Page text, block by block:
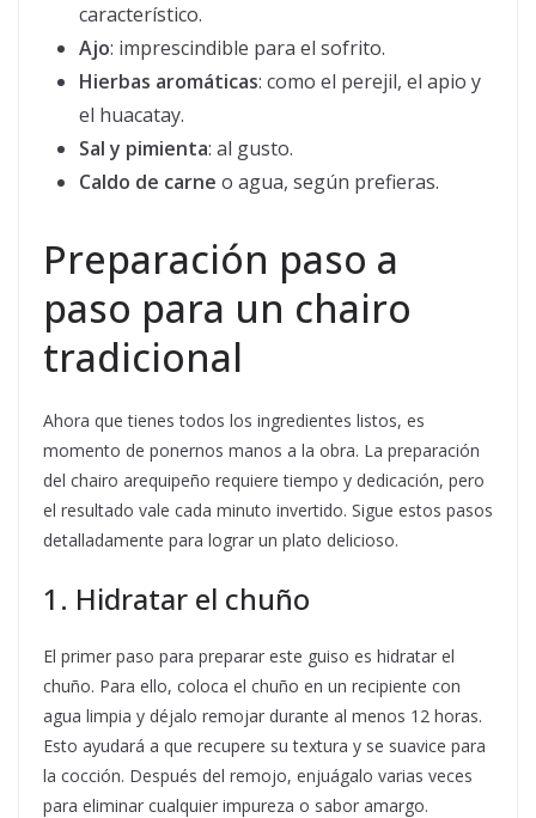
característico.
Ajo: imprescindible para el sofrito.
Hierbas aromáticas: como el perejil, el apio y
el huacatay.
Sal y pimienta: al gusto.
Caldo de carne o agua, según prefieras.
Preparación paso a
paso para un chairo
tradicional
Ahora que tienes todos los ingredientes listos, es
momento de ponernos manos a la obra. La preparación
del chairo arequipeño requiere tiempo y dedicación, pero
el resultado vale cada minuto invertido. Sigue estos pasos
detalladamente para lograr un plato delicioso.
1. Hidratar el chuño
El primer paso para preparar este guiso es hidratar el
chuño. Para ello, coloca el chuño en un recipiente con
agua limpia y déjalo remojar durante al menos 12 horas.
Esto ayudará a que recupere su textura y se suavice para
la cocción. Después del remojo, enjuágalo varias veces
para eliminar cualquier impureza o sabor amargo.